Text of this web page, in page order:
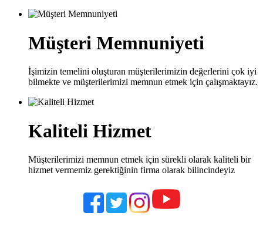
Müşteri Memnuniyeti
İşimizin temelini oluşturan müşterilerimizin değerlerini çok iyi
bilmekte ve müşterilerimizi memnun etmek için çalışmaktayız.
Kaliteli Hizmet
Müşterilerimizi memnun etmek için sürekli olarak kaliteli bir
hizmet vermemiz gerektiğinin firma olarak bilincindeyiz